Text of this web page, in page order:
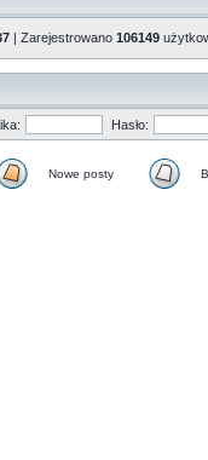
| Zarejestrowano 106149
Hasło:
Nowe posty